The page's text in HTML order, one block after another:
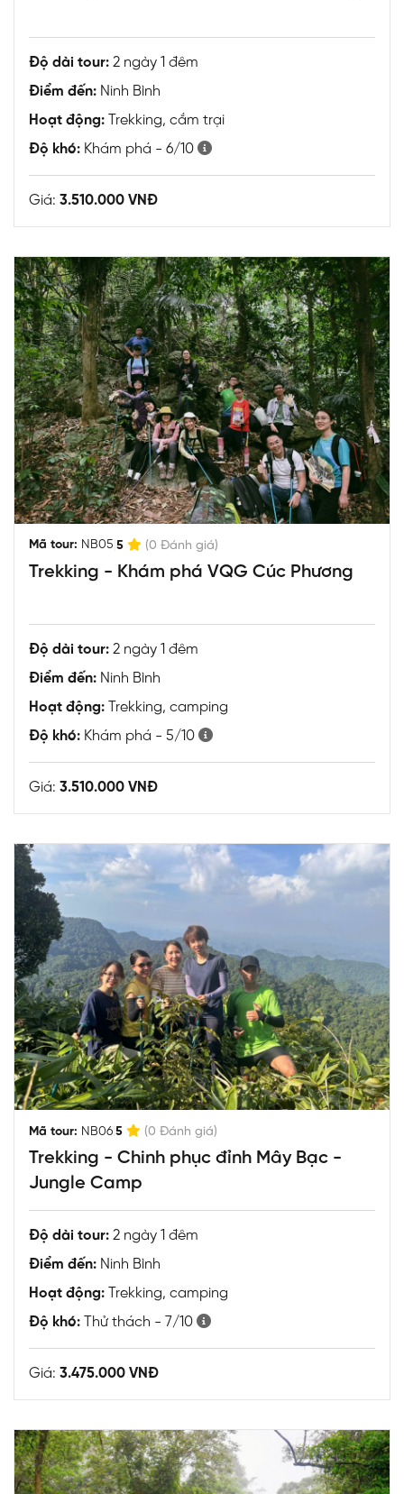
Độ dài tour: 2 ngày 1 đêm
Điểm đến: Ninh Bình
Hoạt động: Trekking, cắm trại
Độ khó: Khám phá - 6/10
Giá: 3.510.000 VNĐ
Mã tour: NB05 5 (0 Đánh giá)
Trekking - Khám phá VQG Cúc Phương
Độ dài tour: 2 ngày 1 đêm
Điểm đến: Ninh Bình
Hoạt động: Trekking, camping
Độ khó: Khám phá - 5/10
Giá: 3.510.000 VNĐ
Mã tour: NB06 5 (0 Đánh giá)
Trekking - Chinh phục đỉnh Mây Bạc -
Jungle Camp
Độ dài tour: 2 ngày 1 đêm
Điểm đến: Ninh Bình
Hoạt động: Trekking, camping
Độ khó:
Thử thách - 7/10
Giá: 3.475.000 VNĐ